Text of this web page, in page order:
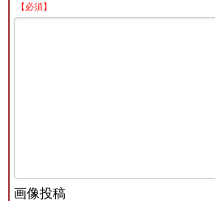
【必須】
画像投稿